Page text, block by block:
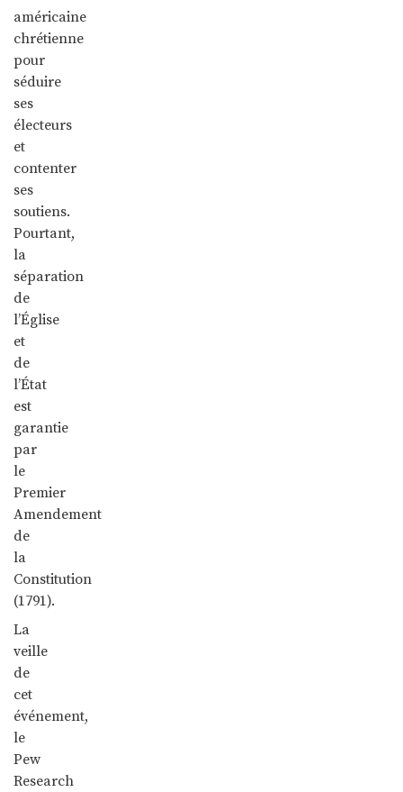
américaine
chrétienne
pour
séduire
ses
électeurs
et
contenter
ses
soutiens.
Pourtant,
la
séparation
de
l’Église
et
de
l’État
est
garantie
par
le
Premier
Amendement
de
la
Constitution
(1791).
La
veille
de
cet
événement,
le
Pew
Research